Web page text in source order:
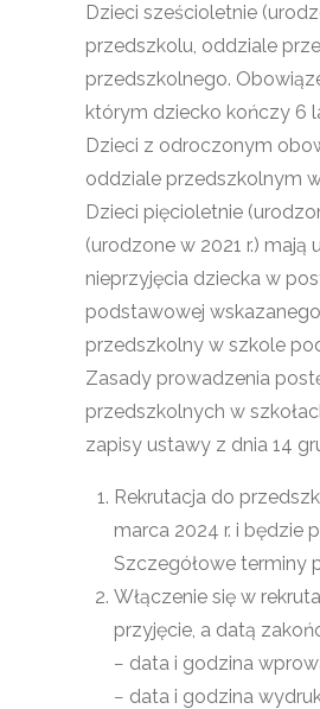
Dzieci sześcioletnie
przedszkolu, oddziale
przedszkolnego.
którym dziecko kończy 6
Dzieci z odroczonym
oddziale przedszkolnym
Dzieci pięcioletnie
(urodzone w 2021 r.)
nieprzyjęcia dziecka w
podstawowej
przedszkolny w szkole
Zasady prowadzenia
przedszkolnych w
zapisy ustawy z dnia 14
Rekrutacja do
marca 2024 r. i będzie
Szczegółowe terminy
Włączenie się w
przyjęcie, a datą
− data i godzina
− data i godzina